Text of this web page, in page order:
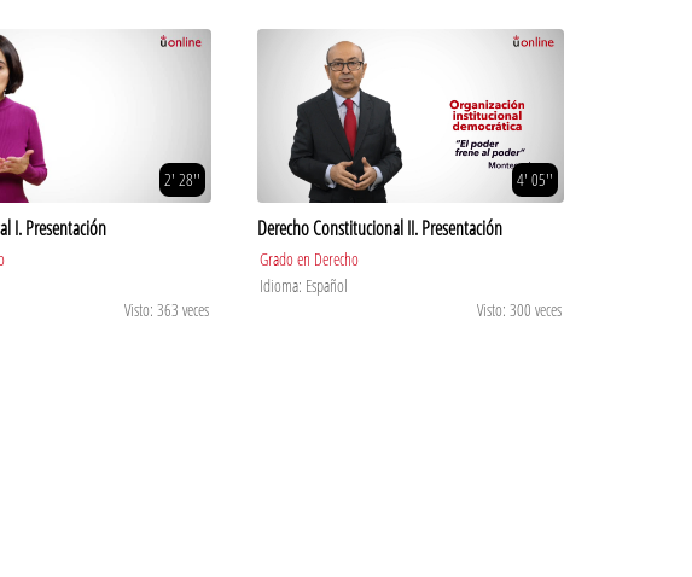
2' 28''
I. Presentación
Visto: 363 veces
4' 05''
Derecho Constitucional II. Presentación
Grado en Derecho
Idioma: Español
Visto: 300 veces